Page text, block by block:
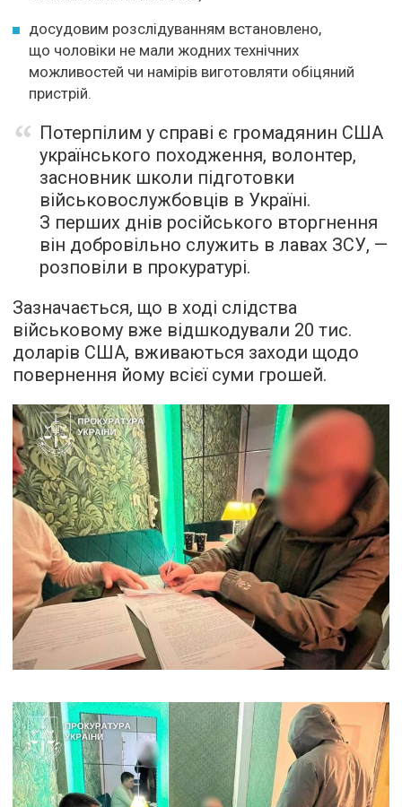
досудовим розслідуванням встановлено,
що чоловіки не мали жодних технічних
можливостей чи намірів виготовляти обіцяний
пристрій.
Потерпілим у справі є громадянин США
українського походження, волонтер,
засновник школи підготовки
військовослужбовців в Україні.
З перших днів російського вторгнення
він добровільно служить в лавах ЗСУ, —
розповіли в прокуратурі.
Зазначається, що в ході слідства
військовому вже відшкодували 20 тис.
доларів США, вживаються заходи щодо
повернення йому всієї суми грошей.